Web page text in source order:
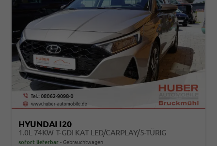
HYUNDAI I20
1.0L 74KW T-GDI KAT LED/CARPLAY/5-TÜRIG
sofort lieferbar Gebrauchtwagen